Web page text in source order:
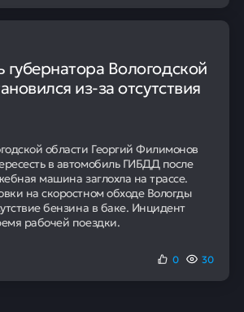
от 20 до 40 часов в неделю
стажировку с учёбой. Все
а размер ежемесячного
от специализации и региона